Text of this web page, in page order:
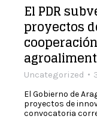
El PDR
proyectos
Uncategorized
El Gobierno de
proyectos de
convocatoria